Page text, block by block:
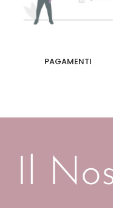
PAGAMENTI
Il